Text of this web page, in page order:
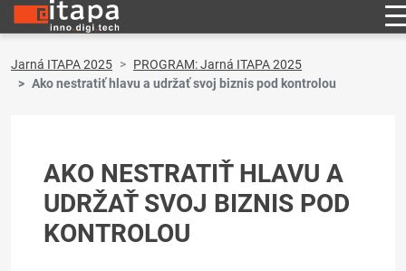
Jarná ITAPA 2025
PROGRAM: Jarná ITAPA 2025
Ako nestratiť hlavu a udržať svoj biznis pod kontrolou
AKO NESTRATIŤ HLAVU A
UDRŽAŤ SVOJ BIZNIS POD
KONTROLOU